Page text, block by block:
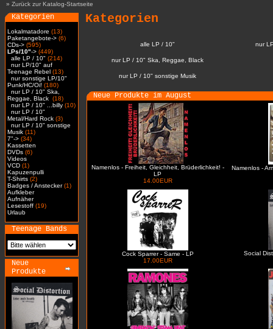
» Zurück zur Katalog-Startseite
Kategorien
Lokalmatadore (13)
Paketangebote-> (6)
CDs-> (595)
LPs/10"-> (449)
alle LP / 10" (214)
nur LP/10" auf
Teenage Rebel (13)
nur sonstige LP/10"
Punk/HC/Oi! (180)
nur LP / 10" Ska,
Reggae, Black (18)
nur LP / 10" ...billy (10)
nur LP / 10"
Metal/Hard Rock (3)
nur LP / 10" sonstige
Musik (11)
7"-> (34)
Kassetten
DVDs (6)
Videos
VCD (1)
Kapuzenpulli
T-Shirts (2)
Badges / Anstecker(1)
Aufkleber
Aufnäher
Lesestoff (19)
Urlaub
Teenage Bands
Neue
Produkte
Kategorien
alle LP / 10" nur
nur LP / 10" Ska, Reggae, Black
nur LP / 10" sonstige Musik
Neue Produkte im August
Namenlos - Freiheit, Gleichheit, Brüderlichkeit! -
LP
14.00EUR
Namenlos -
Cock Sparrer - Same - LP
17.00EUR
Social